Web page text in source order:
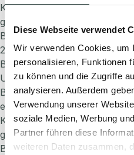
Diese Webseite verwendet
Wir verwenden Cookies, um
personalisieren, Funktionen
zu können und die Zugriffe
analysieren. Außerdem
Verwendung unserer
soziale Medien, Werbung
Partner führen diese
weiteren Daten zusammen,
Kreationen gehen über
garantieren ein hohes Maß
Berlin
23/04/2024
By
Valentina Gamba
Unsere Fliesenkollektionen,
Bereiche konzipiert sind,
einfache Austauschbarkeit,
Kreationen gehen über
garantieren ein hohes Maß
Barcelona